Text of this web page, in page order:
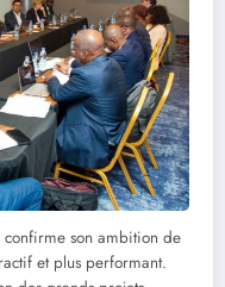
confirme son ambition de
et plus performant.